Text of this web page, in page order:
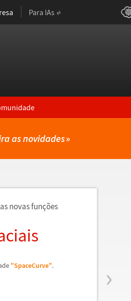
Para IAs
as novidades»
›
novas funções
"SpaceCurve".